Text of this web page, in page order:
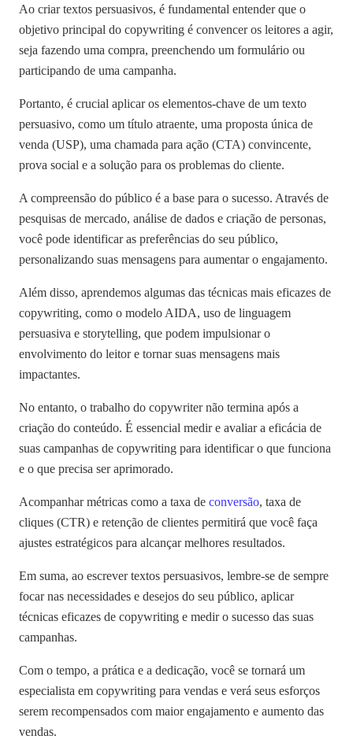
Ao criar textos persuasivos, é fundamental entender que o
objetivo principal do copywriting é convencer os leitores a agir,
seja fazendo uma compra, preenchendo um formulário ou
participando de uma campanha.
Portanto, é crucial aplicar os elementos-chave de um texto
persuasivo, como um título atraente, uma proposta única de
venda (USP), uma chamada para ação (CTA) convincente,
prova social e a solução para os problemas do cliente.
A compreensão do público é a base para o sucesso. Através de
pesquisas de mercado, análise de dados e criação de personas,
você pode identificar as preferências do seu público,
personalizando suas mensagens para aumentar o engajamento.
Além disso, aprendemos algumas das técnicas mais eficazes de
copywriting, como o modelo AIDA, uso de linguagem
persuasiva e storytelling, que podem impulsionar o
envolvimento do leitor e tornar suas mensagens mais
impactantes.
No entanto, o trabalho do copywriter não termina após a
criação do conteúdo. É essencial medir e avaliar a eficácia de
suas campanhas de copywriting para identificar o que funciona
e o que precisa ser aprimorado.
Acompanhar métricas como a taxa de conversão, taxa de
cliques (CTR) e retenção de clientes permitirá que você faça
ajustes estratégicos para alcançar melhores resultados.
Em suma, ao escrever textos persuasivos, lembre-se de sempre
focar nas necessidades e desejos do seu público, aplicar
técnicas eficazes de copywriting e medir o sucesso das suas
campanhas.
Com o tempo, a prática e a dedicação, você se tornará um
especialista em copywriting para vendas e verá seus esforços
serem recompensados com maior engajamento e aumento das
vendas.